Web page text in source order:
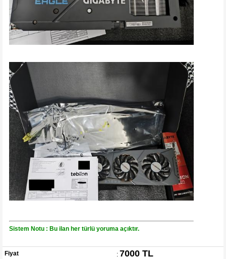
Sistem Notu : Bu ilan her türlü yoruma açıktır.
Fiyat : 7000 TL